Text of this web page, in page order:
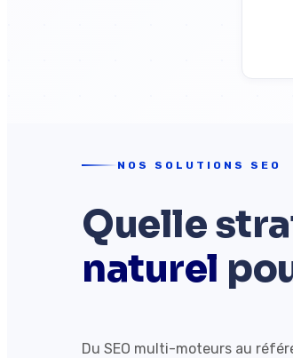
NOS SOLUTIONS SEO
Quelle
naturel
Du SEO multi-moteurs au